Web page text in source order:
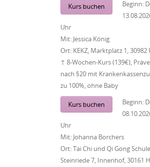
Kurs buchen Beginn:
Uhr
Mit: Jessica König
Ort: KEKZ, Marktplatz 1, 30982
↑ 8-Wochen-Kurs (139€),
nach §20 mit
zu 100%, ohne Baby
Kurs buchen Beginn:
Uhr
Mit: Johanna Borchers
Ort:Tai Chi und Qi Gong
Steinriede 7, Innenhof, 30161